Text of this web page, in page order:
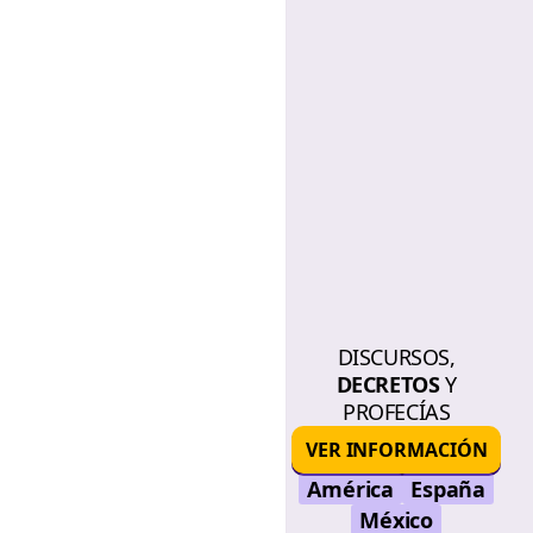
DISCURSOS,
DECRETOSY
PROFECÍAS
VER INFORMACIÓN
América
España
México